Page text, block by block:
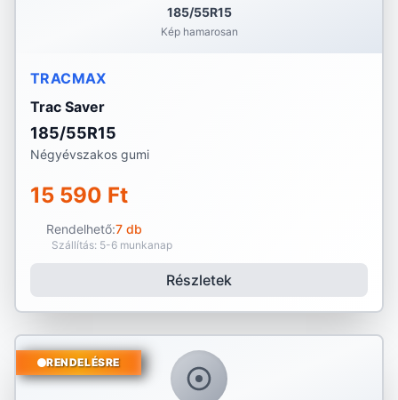
185/55R15
Kép hamarosan
TRACMAX
Trac Saver
185/55R15
Négyévszakos gumi
15 590 Ft
Rendelhető:7 db
Szállítás: 5-6 munkanap
Részletek
RENDELÉSRE